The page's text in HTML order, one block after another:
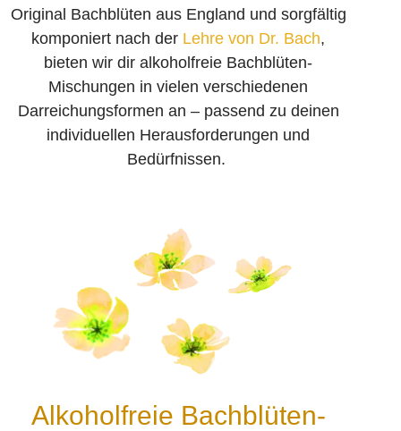
Original Bachblüten aus England und sorgfältig
komponiert nach der Lehre von Dr. Bach,
bieten wir dir alkoholfreie Bachblüten-
Mischungen in vielen verschiedenen
Darreichungs­formen an – passend zu deinen
individuellen Heraus­forderungen und
Bedürfnissen.
Alkoholfreie Bachblüten-